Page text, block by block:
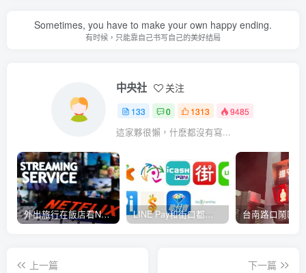
Sometimes, you have to make your own happy ending.
有时候，只能靠自己书写自己的美好结局
中央社 关注
133 0 1313 9485
這家夥很懶，什麽都沒有寫...
外出旅行在飯店看Netflix忘了登出怎麼辦？Netflix新功能可一鍵登出遠端裝置 LINE Pay和街口都可用 12月1日起台鐵增加9種支付方式購票
上一篇
下一篇